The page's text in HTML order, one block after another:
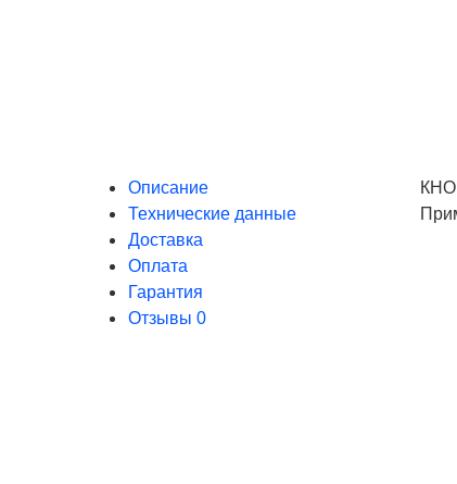
Описание
Технические данные
Доставка
Оплата
Гарантия
Отзывы 0